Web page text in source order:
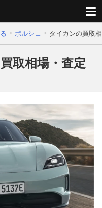
ポルシェ タイカンの買取
取相場・査定